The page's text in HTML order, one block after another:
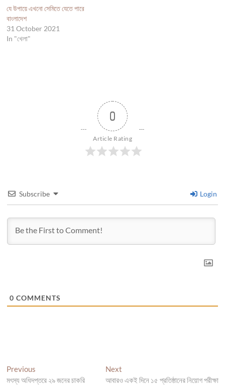
যে উপায়ে এখনো সেমিতে যেতে পারে
বাংলাদেশ
31 October 2021
In "খেলা"
0
Article Rating
Subscribe Login
0 COMMENTS
Post
Previous
post:
মৎস্য অধিদপ্তরে ২৯ জনের চাকরি
NextNext
post:
আবারও একই দিনে ১৫ প্রতিষ্ঠানের নিয়োগ পরীক্ষা